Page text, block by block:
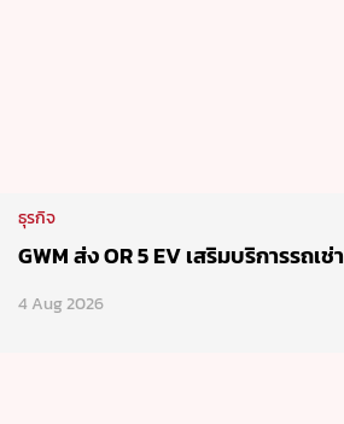
ธุรกิจ
GWM ส่ง OR 5 EV เสริมบริการรถเช่า
4 Aug 2026